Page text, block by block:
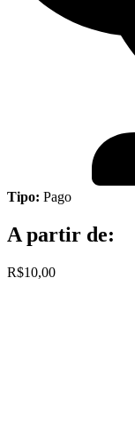
Tipo: Pago
A partir de:
R$10,00